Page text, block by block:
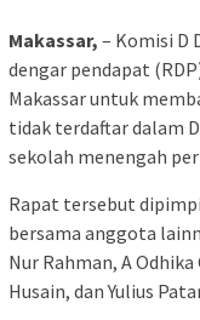
Makassar, – Komisi D
dengar pendapat
Makassar untuk
tidak terdaftar dalam
sekolah menengah
Rapat tersebut
bersama anggota
Nur Rahman, A
Husain, dan Yulius